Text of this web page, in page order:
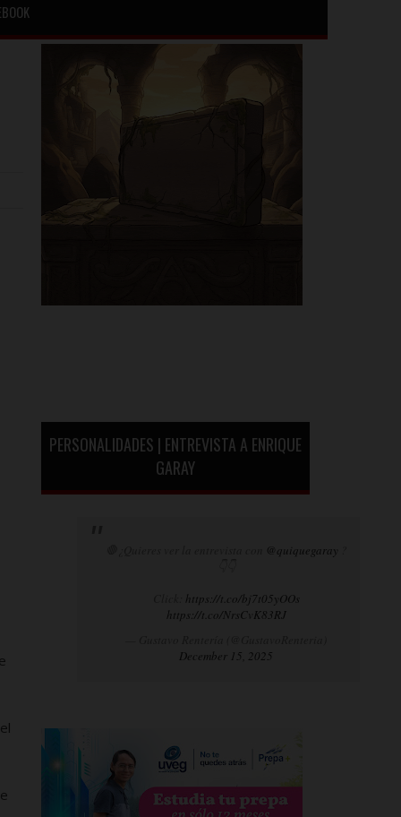
PERSONALIDADES | ENTREVISTA A ENRIQUE
GARAY
@quiquegaray
https://t.co/bj7t05yOOs
https://t.co/NrsCvK83RJ
December 15, 2025